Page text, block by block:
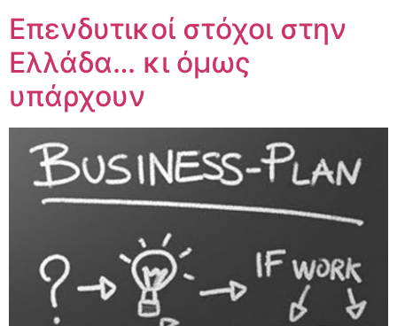
Επενδυτικοί στόχοι στην
Ελλάδα… κι όμως
υπάρχουν